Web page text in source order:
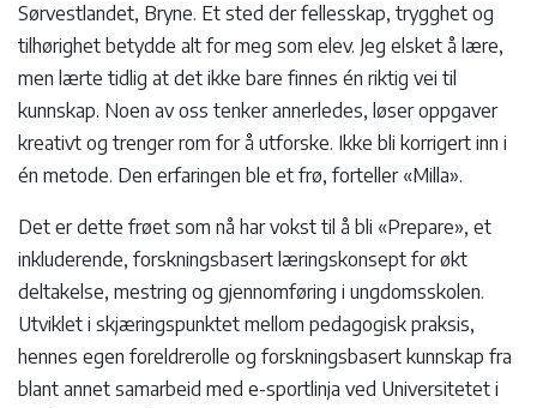
Sørvestlandet, Bryne. Et sted der fellesskap, trygghet og
tilhørighet betydde alt for meg som elev. Jeg elsket å lære,
men lærte tidlig at det ikke bare finnes én riktig vei til
kunnskap. Noen av oss tenker annerledes, løser oppgaver
kreativt og trenger rom for å utforske. Ikke bli korrigert inn i
én metode. Den erfaringen ble et frø, forteller «Milla».
Det er dette frøet som nå har vokst til å bli «Prepare», et
inkluderende, forskningsbasert læringskonsept for økt
deltakelse, mestring og gjennomføring i ungdomsskolen.
Utviklet i skjæringspunktet mellom pedagogisk praksis,
hennes egen foreldrerolle og forskningsbasert kunnskap fra
blant annet samarbeid med e-sportlinja ved Universitetet i